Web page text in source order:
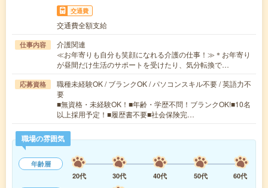
交通費
交通費全額支給
仕事内容
介護関連
≪お年寄りも自分も笑顔になれる介護の仕事！≫＊お年寄り
が昼間だけ生活のサポートを受けたり、気分転換で…
応募資格
職種未経験OK / ブランクOK / パソコンスキル不要 / 英語力不
要
■無資格・未経験OK！■年齢・学歴不問！ブランクOK!■10名
以上採用予定！■履歴書不要■社会保険完…
職場の雰囲気
年齢層
20代
30代 40代 50代
60代